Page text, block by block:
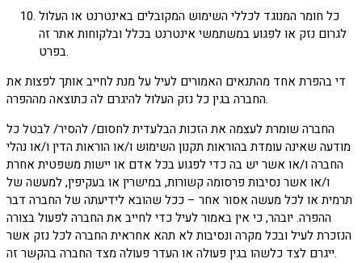
כל חומר המנוגד לכללי השימוש המקובלים באינטרנט או העלול
לגרום נזק או לפגוע במשתמשי אינטרנט בכלל ובלקוחות אתר זה
בפרט.
די בהפרת אחד מהתנאים האמורים לעיל על מנת לחייב אותך לפצות את
החברה בגין כל נזק העלול להיגרם לה כתוצאה מההפרה.
החברה שומרת לעצמה את הזכות הבלעדית לחסום/ להסיר/ לבטל כל
מודעה שאינה עומדת בהוראות תקנון השימוש ו/או הוראות הדין ו/או נהלי
החברה ו/או אשר יש בה כדי לפגוע בכל אדם או יישות משפטית אחרת
ו/או אשר נסיבות פרסומה קשורות, במישרין או בעקיפין, למעשה של
תרמית או לכל מעשה אסור אחר – ככל שהובא לידיעתה של החברה דבר
ההפרה. יובהר, כי אין באמור לעיל כדי לחייב את החברה לפעול בצורה
הנזכרת לעיל ובכל מקרה ונסיבות לא תהא אחראית החברה לכל נזק אשר
ייגרם לצד כלשהו בגין פעולה או העדר פעולה מצד החברה בהקשר זה.